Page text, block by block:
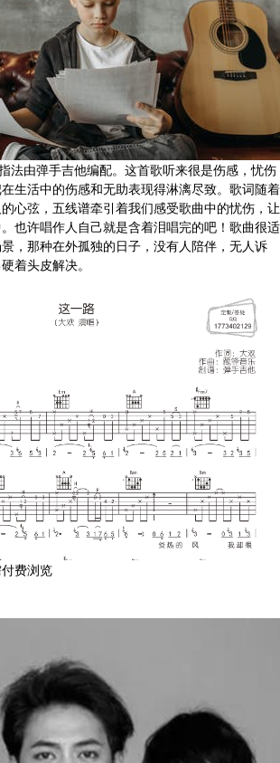
法由弹手吉他编配。这首歌听来很是伤感，忧伤
生活中的伤感和无助表现得淋漓尽致。歌词随着
心弦，五线谱牵引着我们感受歌曲中的忧伤，让
也许唱作人自己就是含着泪唱完的吧！歌曲很适
，那种在外孤独的日子，没有人陪伴，无人诉
着头皮解决。
费浏览